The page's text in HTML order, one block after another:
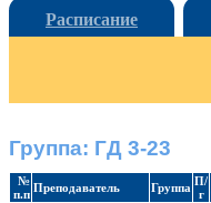
Расписание
Группа: ГД 3-23
№
п.п Преподаватель Группа П/
г